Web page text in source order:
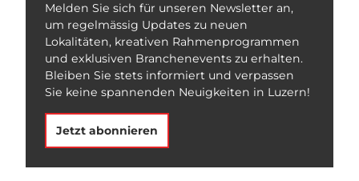
Melden Sie sich für unseren Newsletter an,
um regelmässig Updates zu neuen
Lokalitäten, kreativen Rahmenprogrammen
und exklusiven Branchenevents zu erhalten.
Bleiben Sie stets informiert und verpassen
Sie keine spannenden Neuigkeiten in Luzern!
Jetzt abonnieren